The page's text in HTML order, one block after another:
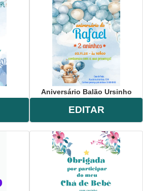
Aniversário Balão Ursinho
EDITAR